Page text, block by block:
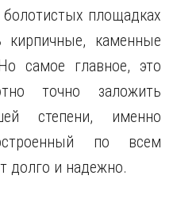
площадках
кирпичные, каменные
самое главное, это
точно заложить
степени, именно
по всем
долго и надежно.